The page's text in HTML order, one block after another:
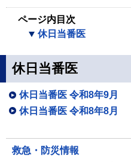
ページ内目次
休日当番医
休日当番医
休日当番医 令和8年9月
休日当番医 令和8年8月
救急・防災情報